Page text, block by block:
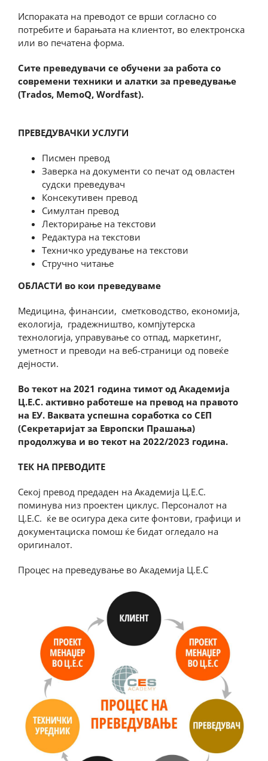
Испораката на преводот се врши согласно со
потребите и барањата на клиентот, во електронска
или во печатена форма.
Сите преведувачи се обучени за работа со
современи техники и алатки за преведување
(Trados, MemoQ, Wordfast).
ПРЕВЕДУВАЧКИ УСЛУГИ
Писмен превод
Заверка на документи со печат од овластен
судски преведувач
Консекутивен превод
Симултан превод
Лекторирање на текстови
Редактура на текстови
Техничко уредување на текстови
Стручно читање
ОБЛАСТИ во кои преведуваме
Медицина, финансии, сметководство, економија,
екологија, градежништво, компјутерска
технологија, управување со отпад, маркетинг,
уметност и преводи на веб-страници од повеќе
дејности.
Во текот на 2021 година тимот од Академија
Ц.Е.С. активно работеше на превод на правото
на ЕУ. Ваквата успешна соработка со СЕП
(Секретаријат за Европски Прашања)
продолжува и во текот на 2022/2023 година.
ТЕК НА ПРЕВОДИТЕ
Секој превод предаден на Академија Ц.Е.С.
поминува низ проектен циклус. Персоналот на
Ц.Е.С. ќе ве осигура дека сите фонтови, графици и
документациска помош ќе бидат огледало на
оригиналот.
Процес на преведување во Академија Ц.Е.С